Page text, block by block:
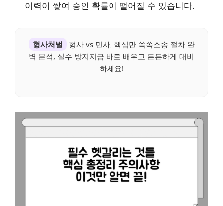
이력이 쌓여 승인 확률이 떨어질 수 있습니다.
형사처벌
형사 vs 민사, 핵심만 쏙쏙소송 절차 완
벽 분석, 실수 방지지금 바로 배우고 든든하게 대비
하세요!